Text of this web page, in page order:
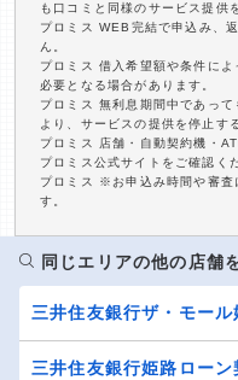
も口コミと同様のサービス提供
プロミス WEB完結で申込み、
ん。
プロミス 借入希望額や条件に
必要となる場合があります。
プロミス 無利息期間中であっ
より、サービスの提供を停止す
プロミス 店舗・自動契約機・
プロミス公式サイトをご確認く
プロミス ※お申込み時間や審査
す。
同じエリアの他の店舗
三井住友銀行ザ・モー
三井住友銀行姫路ロー